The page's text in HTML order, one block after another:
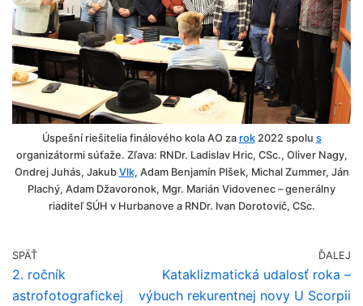
Úspešní riešitelia finálového kola AO za rok2022 spolu s
organizátormi súťaže. Zľava: RNDr. Ladislav Hric, CSc., Oliver Nagy,
Ondrej Juhás, Jakub Vlk, Adam Benjamín Plšek, Michal Zummer, Ján
Plachý, Adam Džavoronok, Mgr. Marián Vidovenec – generálny
riaditeľ SÚH v Hurbanove a RNDr. Ivan Dorotovič, CSc.
SPÄŤ
2. ročník
astrofotografickej
ĎALEJ
Kataklizmatická udalosť roka –
výbuch rekurentnej novy U Scorpii